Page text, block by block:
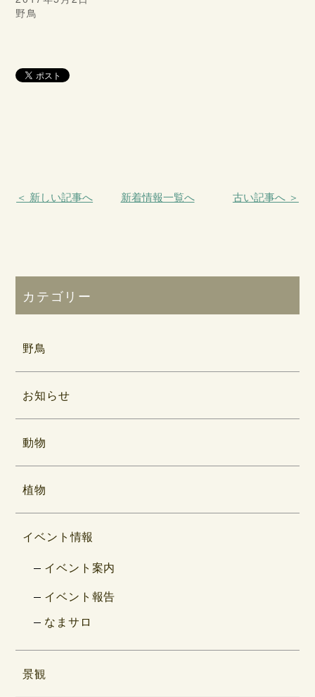
野鳥
＜ 新しい記事へ 新着情報一覧へ 古い記事へ ＞
カテゴリー
野鳥
お知らせ
動物
植物
イベント情報
イベント案内
イベント報告
なまサロ
景観